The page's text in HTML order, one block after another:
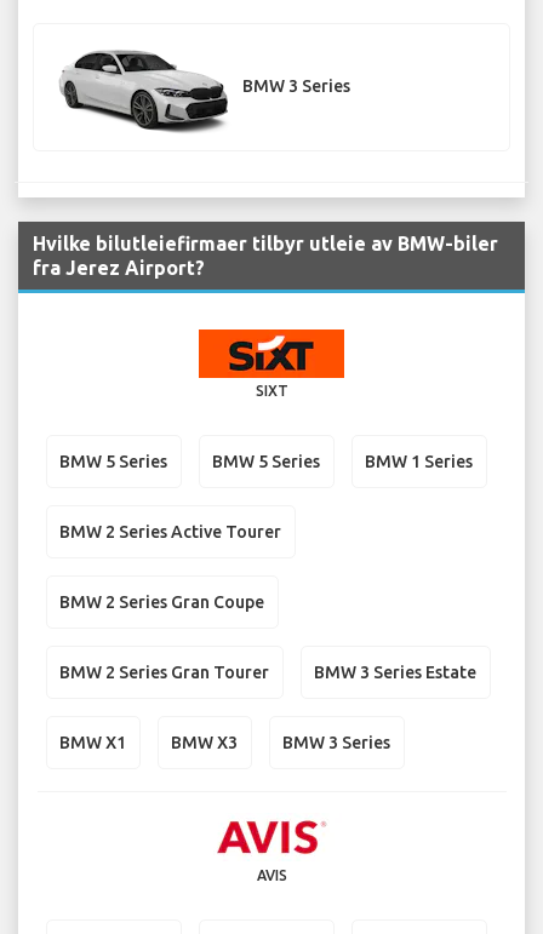
BMW 3 Series
Hvilke bilutleiefirmaer tilbyr utleie av BMW-biler
fra Jerez Airport?
SIXT
BMW 5 Series BMW 5 Series BMW 1 Series
BMW 2 Series Active Tourer
BMW 2 Series Gran Coupe
BMW 2 Series Gran Tourer BMW 3 Series Estate
BMW X1 BMW X3 BMW 3 Series
AVIS